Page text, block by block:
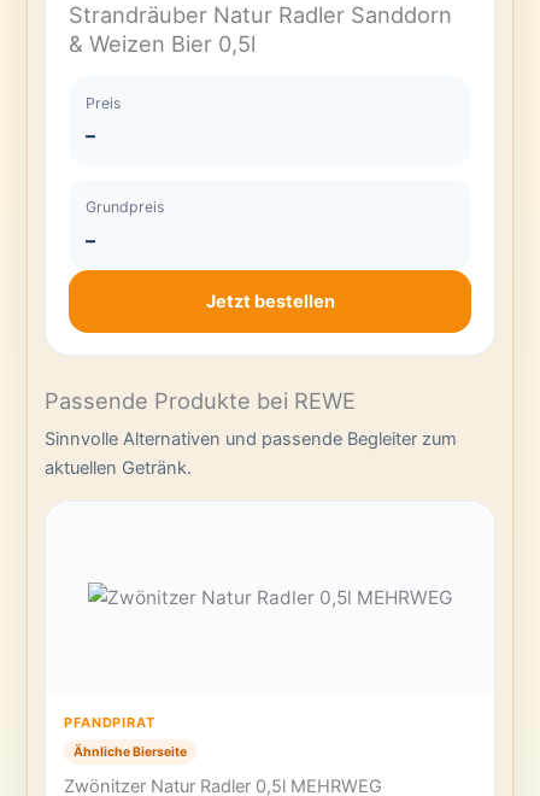
Strandräuber Natur Radler Sanddorn
& Weizen Bier 0,5l
Preis
–
Grundpreis
–
Jetzt bestellen
Passende Produkte bei REWE
Sinnvolle Alternativen und passende Begleiter zum
aktuellen Getränk.
PFANDPIRAT
Ähnliche Bierseite
Zwönitzer Natur Radler 0,5l MEHRWEG